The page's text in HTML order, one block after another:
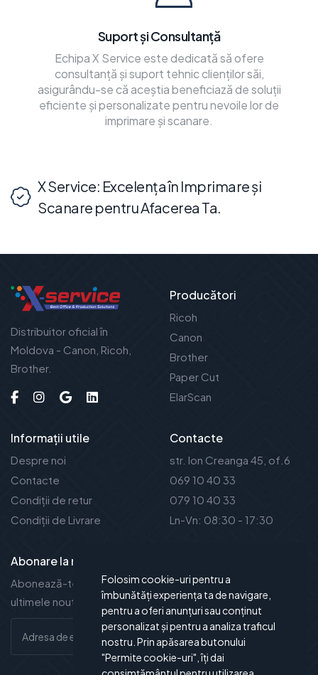
Suport și Consultanță
Echipa X Service este dedicată să ofere
consultanță și suport tehnic clienților săi,
asigurându-se că aceștia beneficiază de soluții
eficiente și personalizate pentru nevoile lor de
imprimare și scanare.
X Service: Excelența în Imprimare și
Scanare pentru Afacerea Ta.
Distribuitor oficial în
Moldova - Canon, Ricoh,
Brother.
Producători
Ricoh
Canon
Brother
Paper Cut
ElarScan
Informații utile
Despre noi
Contacte
Condiții de retur
Condiții de Livrare
Contacte
str. Ion Creanga 45, of.6
069 10 40 33
079 10 40 33
Ln-Vn: 08:30 - 17:30
Abonare la noutăți
Abonează-te la newsletter-ul nostru și vei fi la curent cu
ultimele noutăți și oferte.
Folosim cookie-uri pentru a
îmbunătăți experiența ta de navigare,
pentru a oferi anunțuri sau conținut
personalizat și pentru a analiza traficul
nostru. Prin apăsarea butonului
"Permite cookie-uri", îți dai